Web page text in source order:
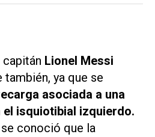
capitán Lionel Messi
ya que se
asociada a una
isquiotibial izquierdo.
conoció que la